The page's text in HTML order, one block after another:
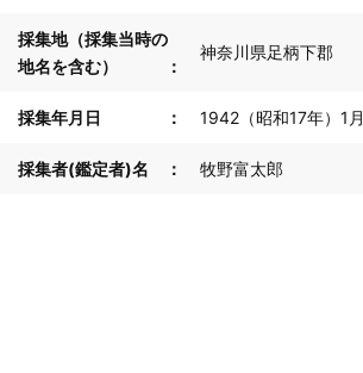
採集地（採集当時の
地名を含む）
神奈川県足柄下郡
採集年月日 1942（昭和17年）1月
採集者(鑑定者)名 牧野富太郎